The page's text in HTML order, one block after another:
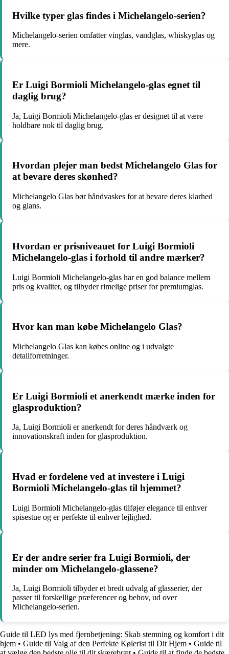
Hvilke typer glas findes i Michelangelo-serien?
Michelangelo-serien omfatter vinglas, vandglas, whiskyglas og
mere.
Er Luigi Bormioli Michelangelo-glas egnet til
daglig brug?
Ja, Luigi Bormioli Michelangelo-glas er designet til at være
holdbare nok til daglig brug.
Hvordan plejer man bedst Michelangelo Glas for
at bevare deres skønhed?
Michelangelo Glas bør håndvaskes for at bevare deres klarhed
og glans.
Hvordan er prisniveauet for Luigi Bormioli
Michelangelo-glas i forhold til andre mærker?
Luigi Bormioli Michelangelo-glas har en god balance mellem
pris og kvalitet, og tilbyder rimelige priser for premiumglas.
Hvor kan man købe Michelangelo Glas?
Michelangelo Glas kan købes online og i udvalgte
detailforretninger.
Er Luigi Bormioli et anerkendt mærke inden for
glasproduktion?
Ja, Luigi Bormioli er anerkendt for deres håndværk og
innovationskraft inden for glasproduktion.
Hvad er fordelene ved at investere i Luigi
Bormioli Michelangelo-glas til hjemmet?
Luigi Bormioli Michelangelo-glas tilføjer elegance til enhver
spisestue og er perfekte til enhver lejlighed.
Er der andre serier fra Luigi Bormioli, der
minder om Michelangelo-glassene?
Ja, Luigi Bormioli tilbyder et bredt udvalg af glasserier, der
passer til forskellige præferencer og behov, ud over
Michelangelo-serien.
Guide til LED lys med fjernbetjening: Skab stemning og komfort i dit
hjem • Guide til Valg af den Perfekte Kølerist til Dit Hjem • Guide til